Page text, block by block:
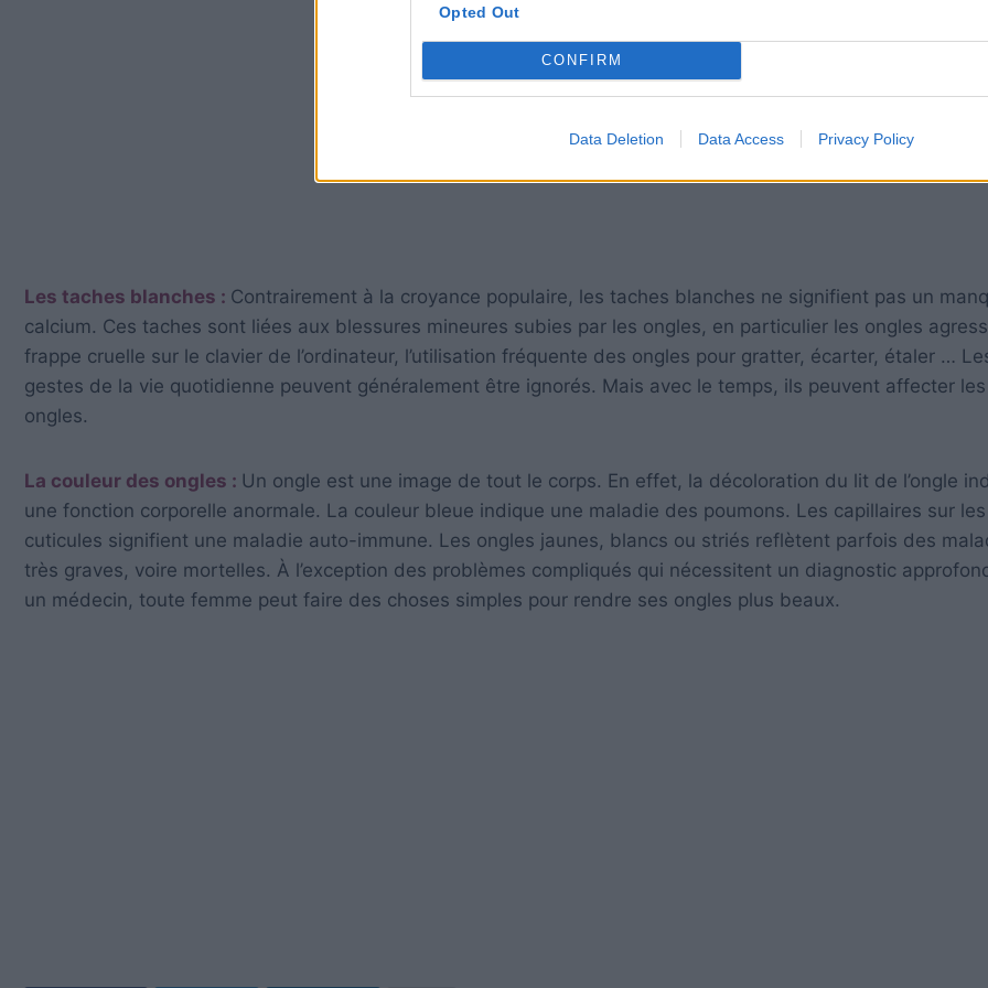
Opted Out
CONFIRM
Data Deletion Data Access Privacy Policy
Les taches blanches : Contrairement à la croyance populaire, les taches blanches ne signifient pas un
calcium. Ces taches sont liées aux blessures mineures subies par les ongles, en particulier les ongles
frappe cruelle sur le clavier de l’ordinateur, l’utilisation fréquente des ongles pour gratter, écarter, étaler …
gestes de la vie quotidienne peuvent généralement être ignorés. Mais avec le temps, ils peuvent affecter les
ongles.
La couleur des ongles : Un ongle est une image de tout le corps. En effet, la décoloration du lit de l’ongle
une fonction corporelle anormale. La couleur bleue indique une maladie des poumons. Les capillaires sur les
cuticules signifient une maladie auto-immune. Les ongles jaunes, blancs ou striés reflètent parfois des
très graves, voire mortelles. À l’exception des problèmes compliqués qui nécessitent un diagnostic
un médecin, toute femme peut faire des choses simples pour rendre ses ongles plus beaux.